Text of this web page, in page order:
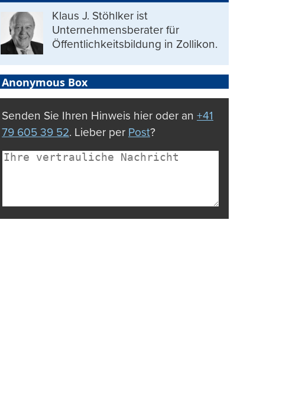
Klaus J. Stöhlker ist
Unternehmens­berater für
Öffentlichkeits­bildung in Zollikon.
Anonymous Box
Senden Sie Ihren Hinweis hier oder an +41
79 605 39 52. Lieber per Post?